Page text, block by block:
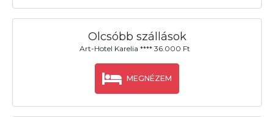
Olcsóbb szállások
Art-Hotel Karelia **** 36.000 Ft
MEGNÉZEM